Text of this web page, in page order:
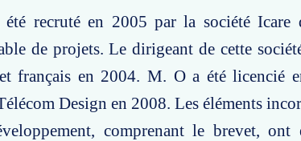
recruté en 2005 par la société Icare
de projets. Le dirigeant de cette
français en 2004. M. O a été licencié
Design en 2008. Les éléments
comprenant le brevet,